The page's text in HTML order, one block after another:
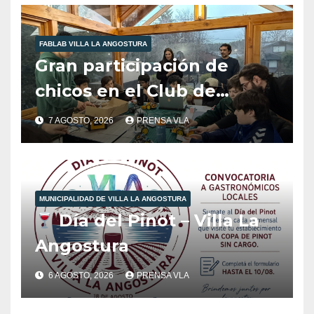
FABLAB VILLA LA ANGOSTURA
Gran participación de
chicos en el Club de
Robótica de FabLab
Angostura.
7 AGOSTO, 2026 PRENSA VLA
MUNICIPALIDAD DE VILLA LA ANGOSTURA
Día del Pinot – Villa La
Angostura
6 AGOSTO, 2026 PRENSA VLA